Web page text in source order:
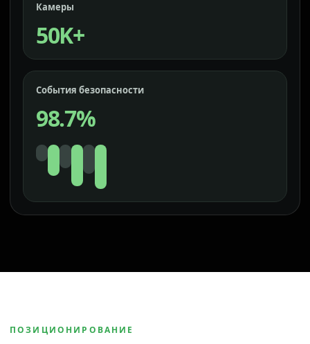
Камеры
50K+
События безопасности
98.7%
ПОЗИЦИОНИРОВАНИЕ